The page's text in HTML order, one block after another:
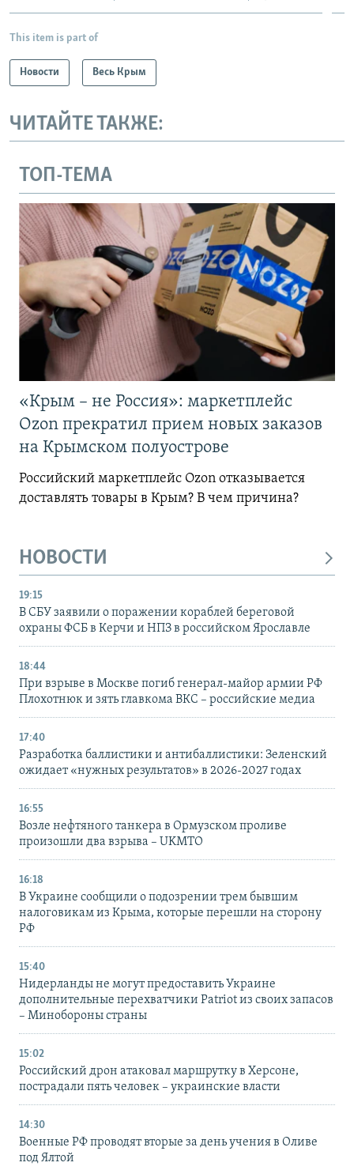
This item is part of
Новости Весь Крым
ЧИТАЙТЕ ТАКЖЕ:
ТОП-ТЕМА
«Крым – не Россия»: маркетплейс
Ozon прекратил прием новых заказов
на Крымском полуострове
Российский маркетплейс Ozon отказывается
доставлять товары в Крым? В чем причина?
НОВОСТИ
19:15
В СБУ заявили о поражении кораблей береговой
охраны ФСБ в Керчи и НПЗ в российском Ярославле
18:44
При взрыве в Москве погиб генерал-майор армии РФ
Плохотнюк и зять главкома ВКС – российские медиа
17:40
Разработка баллистики и антибаллистики: Зеленский
ожидает «нужных результатов» в 2026-2027 годах
16:55
Возле нефтяного танкера в Ормузском проливе
произошли два взрыва – UKMTO
16:18
В Украине сообщили о подозрении трем бывшим
налоговикам из Крыма, которые перешли на сторону
РФ
15:40
Нидерланды не могут предоставить Украине
дополнительные перехватчики Patriot из своих запасов
– Минобороны страны
15:02
Российский дрон атаковал маршрутку в Херсоне,
пострадали пять человек – украинские власти
14:30
Военные РФ проводят вторые за день учения в Оливе
под Ялтой